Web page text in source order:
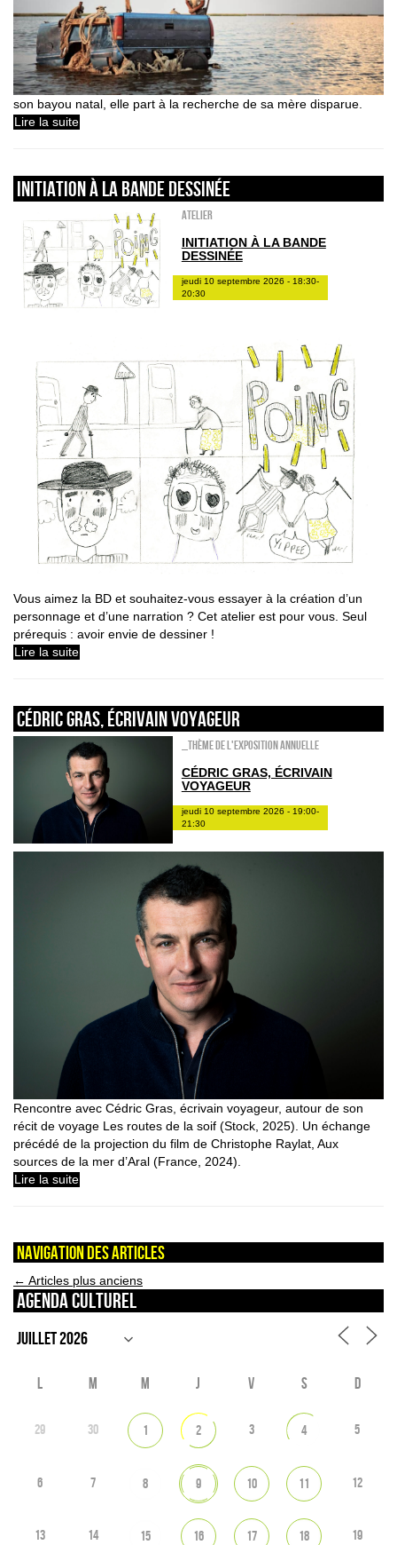
son bayou natal, elle part à la recherche de sa mère disparue.
Lire la suite
INITIATION À LA BANDE DESSINÉE
Atelier
INITIATION À LA BANDE
DESSINÉE
jeudi 10 septembre 2026 - 18:30-
20:30
Vous aimez la BD et souhaitez-vous essayer à la création d’un
personnage et d’une narration ? Cet atelier est pour vous. Seul
prérequis : avoir envie de dessiner !
Lire la suite
CÉDRIC GRAS, ÉCRIVAIN VOYAGEUR
_Thème de l'exposition annuelle
CÉDRIC GRAS, ÉCRIVAIN
VOYAGEUR
jeudi 10 septembre 2026 - 19:00-
21:30
Rencontre avec Cédric Gras, écrivain voyageur, autour de son
récit de voyage Les routes de la soif (Stock, 2025). Un échange
précédé de la projection du film de Christophe Raylat, Aux
sources de la mer d’Aral (France, 2024).
Lire la suite
Navigation des articles
← Articles plus anciens
Agenda culturel
L M M J V S D
29 30 1 2 3 4 5
6 7 8 9 10 11 12
13 14 15 16 17 18 19